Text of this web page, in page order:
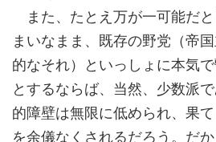
また、たとえ万が一可能だ
まいなまま、既存の野党（帝
的なそれ）といっしょに本気
とするならば、当然、少数派
的障壁は無限に低められ、果
を余儀なくされるだろう。だ